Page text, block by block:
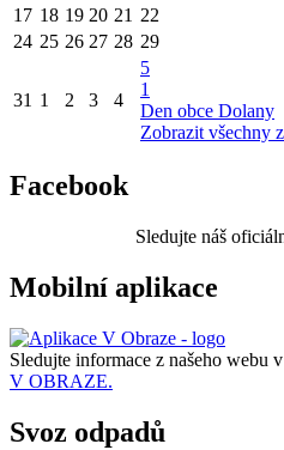
17 18 19 20 21 22
24 25 26 27 28 29
31 1 2 3 4
5
1
Den obce Dolany
Zobrazit všechny
Facebook
Sledujte náš
Mobilní aplikace
Sledujte informace z našeho webu v
V OBRAZE.
Svoz odpadů